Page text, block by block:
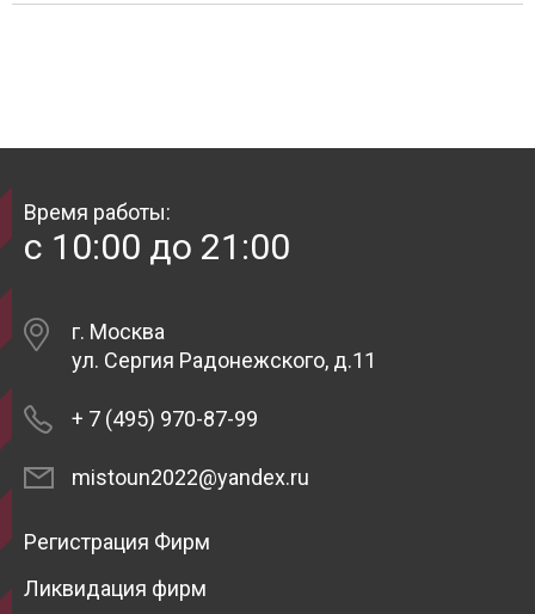
Время работы:
с 10:00 до 21:00
г. Москва
ул. Сергия Радонежского, д.11
+ 7 (495) 970-87-99
mistoun2022@yandex.ru
Регистрация Фирм
Ликвидация фирм